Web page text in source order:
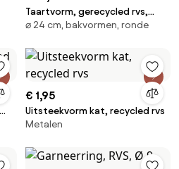
Taartvorm, gerecycled rvs,
PFAS-vrij, losse bodem, Ø 24 cm
⌀ 24 cm, bakvormen, ronde
€ 1,95
Uitsteekvorm kat, recycled rvs
Metalen